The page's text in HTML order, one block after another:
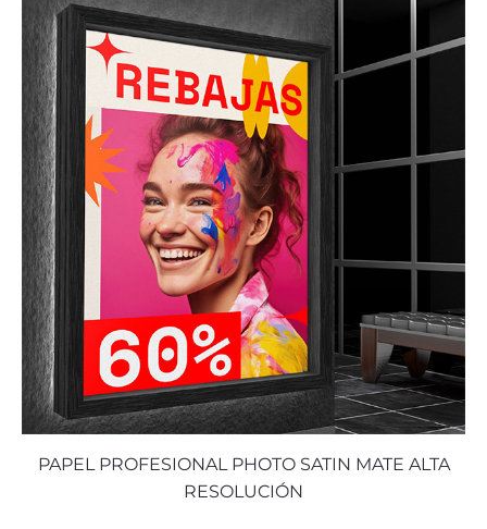
PAPEL PROFESIONAL PHOTO SATIN MATE ALTA
RESOLUCIÓN